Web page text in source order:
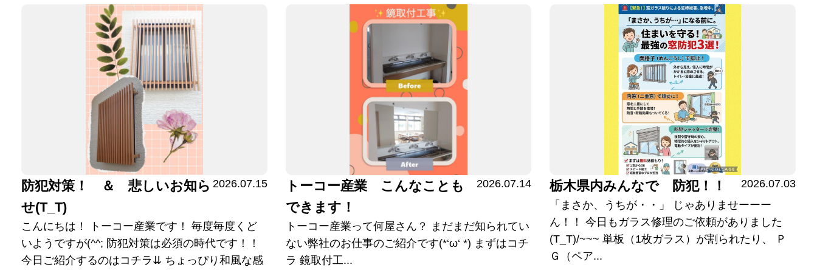
防犯対策！ ＆ 悲しいお知ら
せ(T_T)
2026.07.15
こんにちは！ トーコー産業です！ 毎度毎度くど
いようですが(^^; 防犯対策は必須の時代です！！
今日ご紹介するのはコチラ⇊ ちょっぴり和風な感
トーコー産業 こんなことも
できます！
2026.07.14
トーコー産業って何屋さん？ まだまだ知られてい
ない弊社のお仕事のご紹介です(*‘ω‘ *) まずはコチ
ラ 鏡取付工...
栃木県内みんなで 防犯！！
2026.07.03
「まさか、うちが・・」 じゃありませーーー
ん！！ 今日もガラス修理のご依頼がありました
(T_T)/~~~ 単板（1枚ガラス）が割られたり、 Ｐ
Ｇ（ペア...